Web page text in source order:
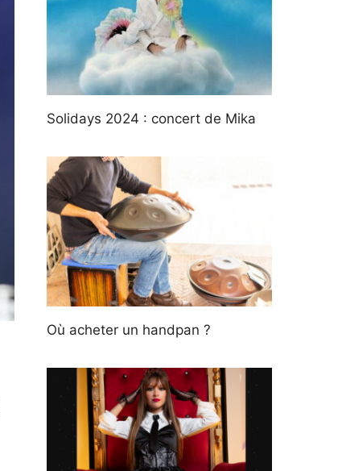
Solidays 2024 : concert de Mika
Où acheter un handpan ?